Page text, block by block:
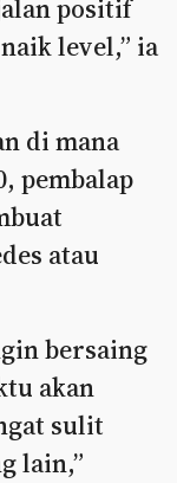
positif
level,” ia
di mana
pembalap
atau
bersaing
akan
sulit
lain,”